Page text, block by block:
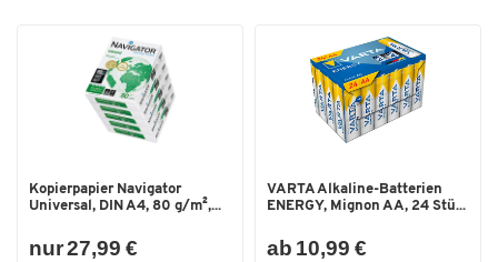
Kopierpapier Navigator
Universal, DIN A4, 80 g/m²,...
nur 27,99 €
VARTA Alkaline-Batterien
ENERGY, Mignon AA, 24 Stü...
ab 10,99 €